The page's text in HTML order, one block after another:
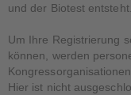
und der Biotest entsteht.
Um Ihre Registrierung
können, werden
Hier ist nicht